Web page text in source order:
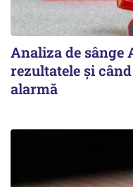
Analiza de sânge
rezultatele și
alarmă